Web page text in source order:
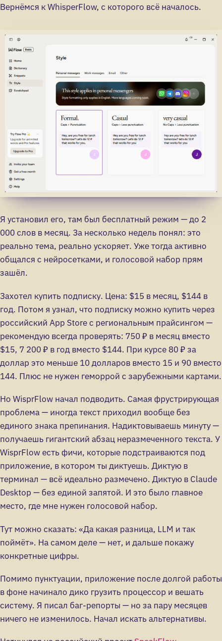
Вернёмся к WhisperFlow, с которого всё началось.
Я установил его, там был бесплатный режим — до 2
000 слов в месяц. За несколько недель понял: это
реально тема, реально ускоряет. Уже тогда активно
общался с нейросетками, и голосовой набор прям
зашёл.
Захотел купить подписку. Цена: $15 в месяц, $144 в
год. Потом я узнал, что подписку можно купить через
российский App Store с региональным прайсингом —
рекомендую всегда проверять: 750 ₽ в месяц вместо
$15, 7 200 ₽ в год вместо $144. При курсе 80 ₽ за
доллар это меньше 10 долларов вместо 15 и 90 вместо
144. Плюс не нужен геморрой с зарубежными картами.
Но WisprFlow начал подводить. Самая фрустрирующая
проблема — иногда текст приходил вообще без
единого знака препинания. Надиктовываешь минуту —
получаешь гигантский абзац неразмеченного текста. У
WisprFlow есть фичи, которые подстраиваются под
приложение, в котором ты диктуешь. Диктую в
терминал — всё идеально размечено. Диктую в Claude
Desktop — без единой запятой. И это было главное
место, где мне нужен голосовой набор.
Тут можно сказать: «Да какая разница, LLM и так
поймёт». На самом деле — нет, и дальше покажу
конкретные цифры.
Помимо пунктуации, приложение после долгой работы
в фоне начинало дико грузить процессор и вешать
систему. Я писал баг-репорты — но за пару месяцев
ничего не изменилось. Начал искать альтернативы.